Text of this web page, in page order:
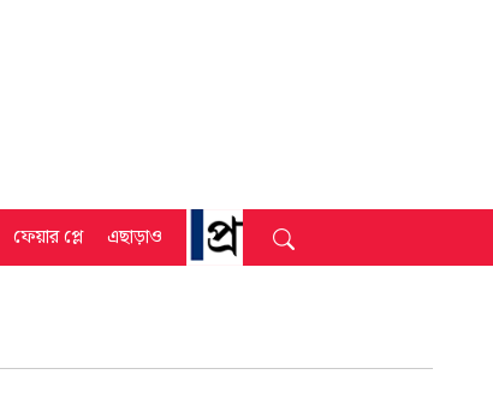
ফেয়ার প্লে এছাড়াও